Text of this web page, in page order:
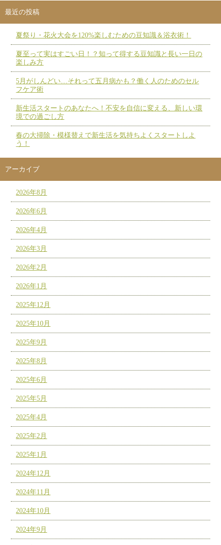
最近の投稿
夏祭り・花火大会を120%楽しむための豆知識＆浴衣術！
夏至って実はすごい日！？知って得する豆知識と長い一日の
楽しみ方
5月がしんどい…それって五月病かも？働く人のためのセル
フケア術
新生活スタートのあなたへ！不安を自信に変える、新しい環
境での過ごし方
春の大掃除・模様替えで新生活を気持ちよくスタートしよ
う！
アーカイブ
2026年8月
2026年6月
2026年4月
2026年3月
2026年2月
2026年1月
2025年12月
2025年10月
2025年9月
2025年8月
2025年6月
2025年5月
2025年4月
2025年2月
2025年1月
2024年12月
2024年11月
2024年10月
2024年9月